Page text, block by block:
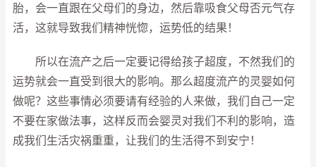
胎，会一直跟在父母们的身边，然后靠吸食父母否元气存
活，这就导致我们精神恍惚，运势低的结果！
所以在流产之后一定要记得给孩子超度，不然我们的
运势就会一直受到很大的影响。那么超度流产的灵婴如何
做呢？这些事情必须要请有经验的人来做，我们自己一定
不要在家做法事，这样反而会婴灵对我们不利的影响，造
成我们生活灾祸重重，让我们的生活得不到安宁！